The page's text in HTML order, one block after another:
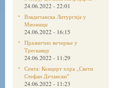
24.06.2022 - 22:01
Владичанска Литургија у
Мионици
24.06.2022 - 16:15
Празнично вечерње у
Трескавцу
24.06.2022 - 11:29
Сента: Концерт хора „Свети
Стефан Дечанскиˮ
24.06.2022 - 11:23